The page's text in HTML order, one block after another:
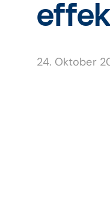
24. Oktober